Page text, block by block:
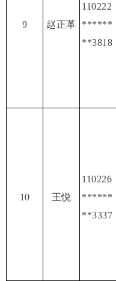
9 赵正革
110222
******
**3818
10 王悦
110226
******
**3337